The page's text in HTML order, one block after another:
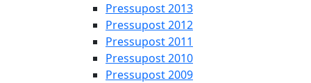
Pressupost 2013
Pressupost 2012
Pressupost 2011
Pressupost 2010
Pressupost 2009